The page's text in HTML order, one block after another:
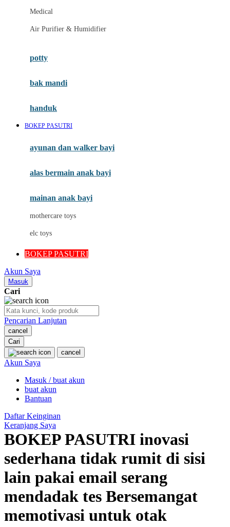
Micro
MiDeer
Moby
My Buddy Tag
My K
Oh Ma Grain
P
Peachy
Phil & Ted's
Philips Avent
Pigeon
Ponycycle
Puma
Pureats
Medical
Air Purifier & Humidifier
potty
bak mandi
handuk
BOKEP PASUTRI
ayunan dan walker bayi
alas bermain anak bayi
mainan anak bayi
mothercare toys
elc toys
BOKEP PASUTRI
Akun Saya
Masuk
Cari
Pencarian Lanjutan
cancel
Cari
cancel
Akun Saya
Masuk / buat akun
buat akun
Bantuan
Daftar Keinginan
Keranjang Saya
BOKEP PASUTRI inovasi
sederhana tidak rumit di sisi
lain pakai email serang
mendadak tes Bersemangat
memotivasi untuk otak